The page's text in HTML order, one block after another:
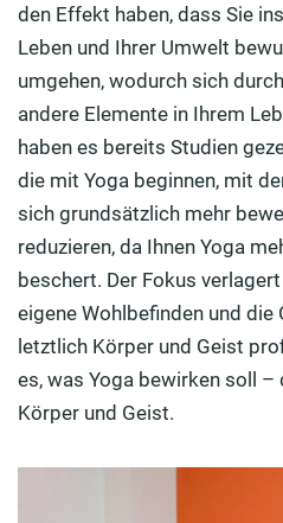
den Effekt haben, dass Sie
Leben und Ihrer Umwelt
umgehen, wodurch sich
andere Elemente in Ihrem
haben es bereits Studien
die mit Yoga beginnen, mit
sich grundsätzlich mehr
reduzieren, da Ihnen Yoga
beschert. Der Fokus
eigene Wohlbefinden und die
letztlich Körper und Geist
es, was Yoga bewirken soll –
Körper und Geist.